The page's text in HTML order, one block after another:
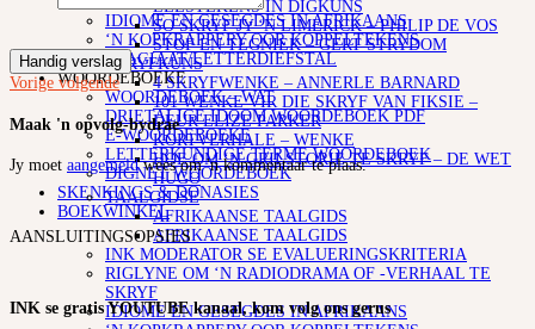
IDIOME EN GESEGDES IN AFRIKAANS
‘N KOPKRAPPERY OOR KOPPELTEKENS
PLAGIAAT/LETTERDIEFSTAL
WOORDEBOEKE
WOORDEBOEK – WAT
DRIETALIGE IDOOM WOORDEBOEK PDF
E-WOORDEBOEKE
LETTERKUNDIGE TERME WOORDEBOEK
DIGNET WOORDEBOEK
SKENKINGS & DONASIES
BOEKWINKEL
LEESTEKENS IN DIGKUNS
SO SKRYF JY ‘N LIMERICK – PHILIP DE VOS
STOF EN TEGNIEK – GERT STRYDOM
SKRYFKUNS
4 SKRYFWENKE – ANNERLE BARNARD
101 WENKE VIR DIE SKRYF VAN FIKSIE –
DEUR ELIZE PARKER
KORTVERHALE – WENKE
HOE OM ‘N GRILSTORIE TE SKRYF – DE WET
HUGO
TAALGIDSE
AFRIKAANSE TAALGIDS
AFRIKAANSE TAALGIDS
INK MODERATOR SE EVALUERINGSKRITERIA
RIGLYNE OM ‘N RADIODRAMA OF -VERHAAL TE
SKRYF
IDIOME EN GESEGDES IN AFRIKAANS
Handig verslag
Vorige volgende
Maak 'n opvolg-bydrae
Jy moet aangemeldwees om 'n kommentaar te plaas.
AANSLUITINGSOPSIES
INK se gratis YOUTUBE kanaal, kom volg ons gerus